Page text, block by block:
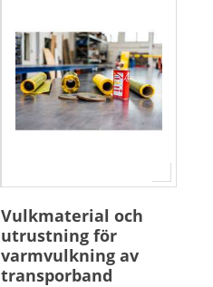
Vulkmaterial och
utrustning för
varmvulkning av
transporband